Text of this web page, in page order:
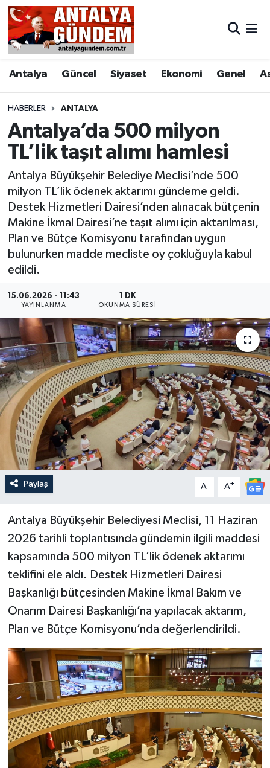
Antalya Güncel Siyaset Ekonomi Genel
HABERLER ANTALYA
Antalya’da 500 milyon
TL’lik taşıt alımı hamlesi
Antalya Büyükşehir Belediye Meclisi’nde 500
milyon TL’lik ödenek aktarımı gündeme geldi.
Destek Hizmetleri Dairesi’nden alınacak bütçenin
Makine İkmal Dairesi’ne taşıt alımı için aktarılması,
Plan ve Bütçe Komisyonu tarafından uygun
bulunurken madde mecliste oy çokluğuyla kabul
edildi.
15.06.2026 - 11:43
YAYINLANMA
1 DK
OKUNMA SÜRESI
Paylaş A- A+
Antalya Büyükşehir Belediyesi Meclisi, 11 Haziran
2026 tarihli toplantısında gündemin ilgili maddesi
kapsamında 500 milyon TL’lik ödenek aktarımı
teklifini ele aldı. Destek Hizmetleri Dairesi
Başkanlığı bütçesinden Makine İkmal Bakım ve
Onarım Dairesi Başkanlığı’na yapılacak aktarım,
Plan ve Bütçe Komisyonu’nda değerlendirildi.
Antalya
Asayiş
Bilim & Teknoloji
Bölge
EĞİTİM
Görüntülü Haber
Güncel
Kültür & Sanat
Magazin
Resmi İlan
Sağlık & Yaşam
Siyaset
Spor
Antalya Nöbetçi Eczaneler
Antalya Hava Durumu
Antalya Namaz Vakitleri
Antalya Trafik Yoğunluk Haritası
Süper Lig Puan Durumu ve Fikstür
Haber Arşivi